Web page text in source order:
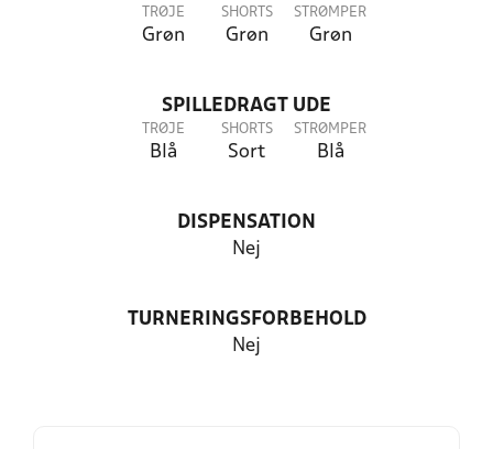
TRØJE
Grøn
SHORTS
Grøn
STRØMPER
Grøn
SPILLEDRAGT UDE
TRØJE
Blå
SHORTS
Sort
STRØMPER
Blå
DISPENSATION
Nej
TURNERINGSFORBEHOLD
Nej